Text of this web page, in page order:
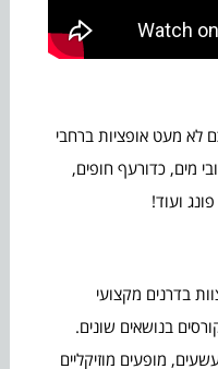
לא מעט אופציות ברחבי
מים, כדורעף חופים,
ועוד!
בדרנים מקצועי
בנושאים שונים.
מופעים מוזיקליים